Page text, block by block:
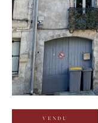
VENDU
Budget
Budget
Surface
Surface
Pièces